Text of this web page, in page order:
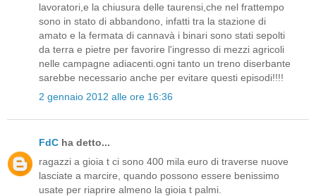
lavoratori,e la chiusura delle taurensi,che nel frattempo
sono in stato di abbandono, infatti tra la stazione di
amato e la fermata di cannavà i binari sono stati sepolti
da terra e pietre per favorire l'ingresso di mezzi agricoli
nelle campagne adiacenti.ogni tanto un treno diserbante
sarebbe necessario anche per evitare questi episodi!!!!
2 gennaio 2012 alle ore 16:36
FdC ha detto...
ragazzi a gioia t ci sono 400 mila euro di traverse nuove
lasciate a marcire, quando possono essere benissimo
usate per riaprire almeno la gioia t palmi.